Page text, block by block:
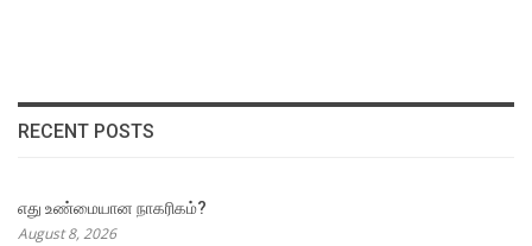
RECENT POSTS
எது உண்மையான நாகரிகம்?
August 8, 2026